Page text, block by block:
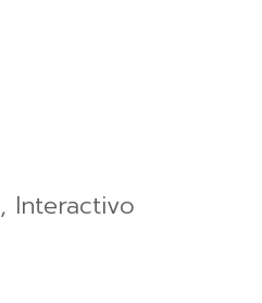
, Interactivo